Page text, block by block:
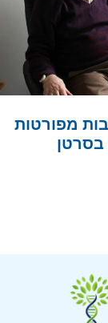
מפורטות